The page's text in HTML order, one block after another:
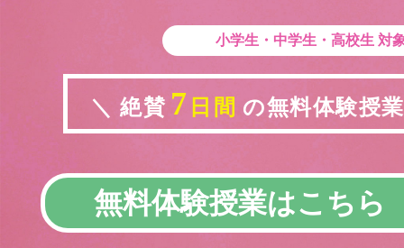
小学生・中学生・高校生 対
＼ 絶賛 7 日間 の無料体験授
無料体験授業はこちら